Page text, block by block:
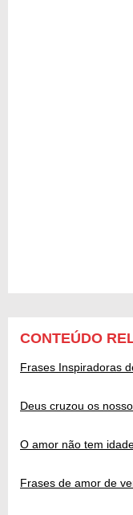
CONTEÚDO
Frases Inspiradoras
Deus cruzou os
O amor não tem
Frases de amor de